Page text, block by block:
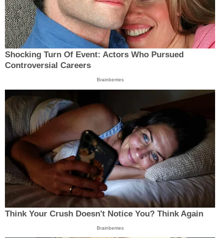
Shocking Turn Of Event: Actors Who Pursued
Controversial Careers
Brainberries
Think Your Crush Doesn't Notice You? Think Again
Brainberries